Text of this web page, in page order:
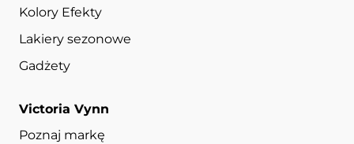
Kolory Efekty
Lakiery sezonowe
Gadżety
Victoria Vynn
Poznaj markę